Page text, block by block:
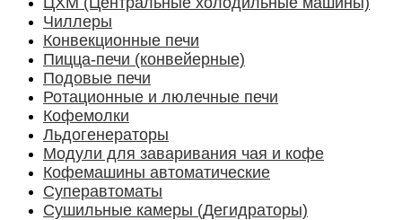
Чиллеры
Конвекционные печи
Пицца-печи (конвейерные)
Подовые печи
Ротационные и люлечные печи
Кофемолки
Льдогенераторы
Модули для заваривания чая и кофе
Кофемашины автоматические
Суперавтоматы
Сушильные камеры (Дегидраторы)